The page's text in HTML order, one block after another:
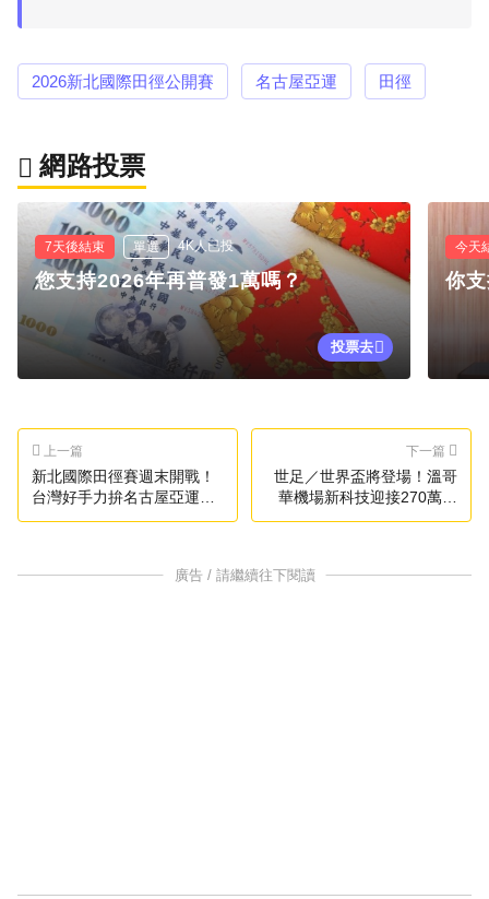
2026新北國際田徑公開賽 名古屋亞運 田徑
網路投票
7天後結束 單選 4K人已投
您支持2026年再普發1萬嗎？
投票去
今天
你
上一篇
新北國際田徑賽週末開戰！
台灣好手力拚名古屋亞運門
票
下一篇
世足／世界盃將登場！溫哥
華機場新科技迎接270萬旅
客
廣告 / 請繼續往下閱讀